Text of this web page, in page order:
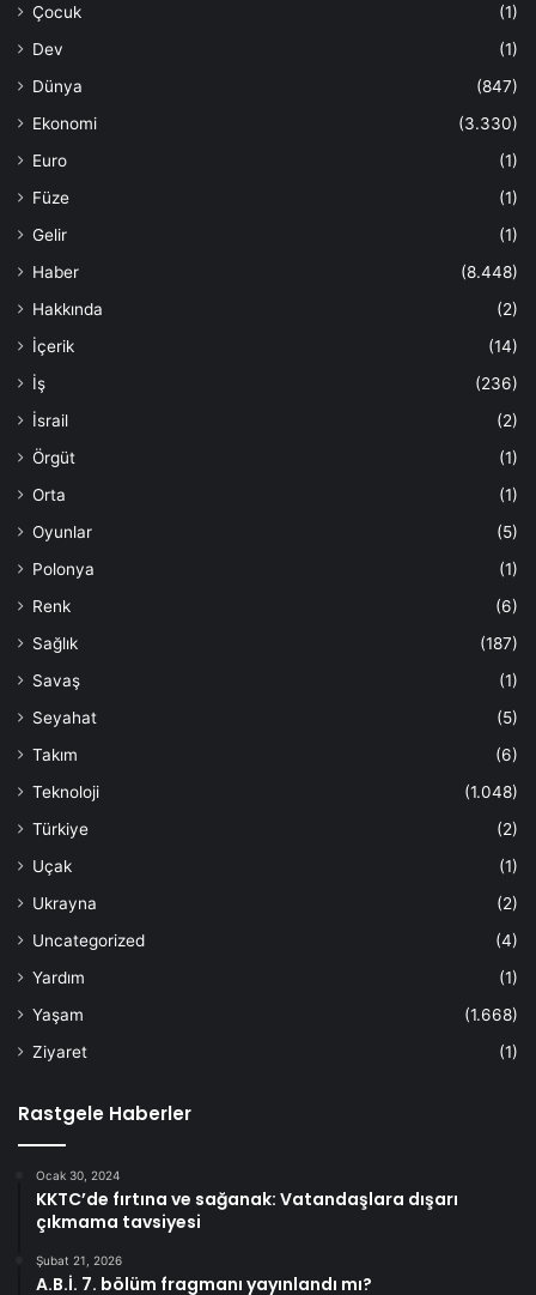
Çocuk
(1)
Dev
(1)
Dünya
(847)
Ekonomi
(3.330)
Euro
(1)
Füze
(1)
Gelir
(1)
Haber
(8.448)
Hakkında
(2)
İçerik
(14)
İş
(236)
İsrail
(2)
Örgüt
(1)
Orta
(1)
Oyunlar
(5)
Polonya
(1)
Renk
(6)
Sağlık
(187)
Savaş
(1)
Seyahat
(5)
Takım
(6)
Teknoloji
(1.048)
Türkiye
(2)
Uçak
(1)
Ukrayna
(2)
Uncategorized
(4)
Yardım
(1)
Yaşam
(1.668)
Ziyaret
(1)
Rastgele Haberler
Ocak 30, 2024
KKTC’de fırtına ve sağanak: Vatandaşlara dışarı
çıkmama tavsiyesi
Şubat 21, 2026
A.B.İ. 7. bölüm fragmanı yayınlandı mı?